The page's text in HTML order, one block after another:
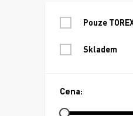
Pouze
Skladem
Cena: